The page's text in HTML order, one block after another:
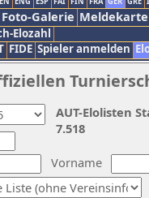
Foto-Galerie
Elozahl
FIDE Spieler anmelden
Vorname
AUT-Elolisten
7.518